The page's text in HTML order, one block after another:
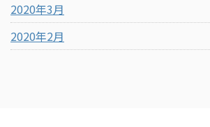
2020年3月
2020年2月